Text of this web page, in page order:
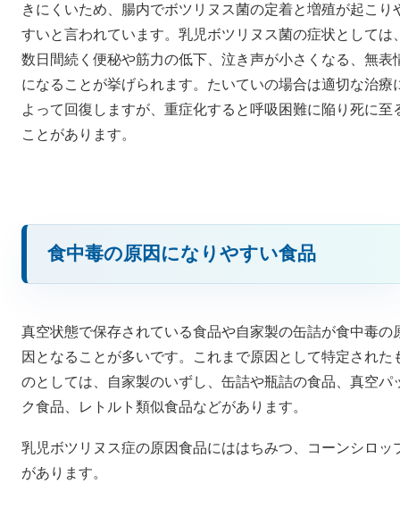
きにくいため、腸内でボツリヌス菌の定着と増殖が起こり
すいと言われています。乳児ボツリヌス菌の症状としては
数日間続く便秘や筋力の低下、泣き声が小さくなる、無表
になることが挙げられます。たいていの場合は適切な治療
よって回復しますが、重症化すると呼吸困難に陥り死に至
ことがあります。
食中毒の原因になりやすい食品
真空状態で保存されている食品や自家製の缶詰が食中毒の
因となることが多いです。これまで原因として特定された
のとしては、自家製のいずし、缶詰や瓶詰の食品、真空パ
ク食品、レトルト類似食品などがあります。
乳児ボツリヌス症の原因食品にははちみつ、コーンシロッ
があります。